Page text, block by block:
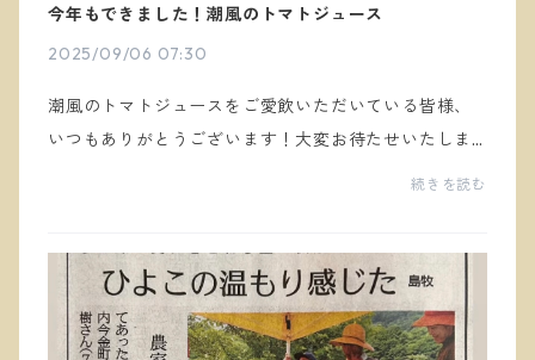
今年もできました！潮風のトマトジュース
2025/09/06 07:30
潮風のトマトジュースをご愛飲いただいている皆様、
いつもありがとうございます！大変お待たせいたしま
した、2025年度産の潮風のトマトジュースが初搾りか
続きを読む